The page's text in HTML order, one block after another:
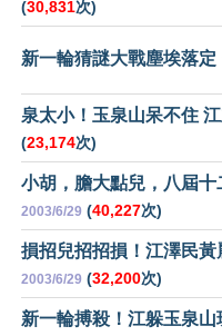
(30,831次)
新一輪猜謎大戰塵埃落定
泉太小！玉泉山呆不住
(23,174次)
小胡，膽大點兒，八屆
2003/6/29 (40,227次)
損招兒招招損！江澤民
2003/6/29 (32,200次)
新一輪搏殺！江躲玉泉